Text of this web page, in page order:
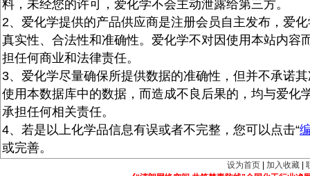
料，未经您的许可，爱化学不会主动泄露给第三方。
2、爱化学提供的产品供应商是注册会员自主发布，爱
真实性、合法性和准确性。爱化学不对因使用本站内容
担任何商业和法律责任。
3、爱化学尽量确保所提供数据的准确性，但并不承诺
使用本数据库中的数据，而造成不良后果的，均与爱化
承担任何相关责任。
4、若是以上化学品信息有误或者不完整，您可以点击“
或完善。
设为首页 加入收藏